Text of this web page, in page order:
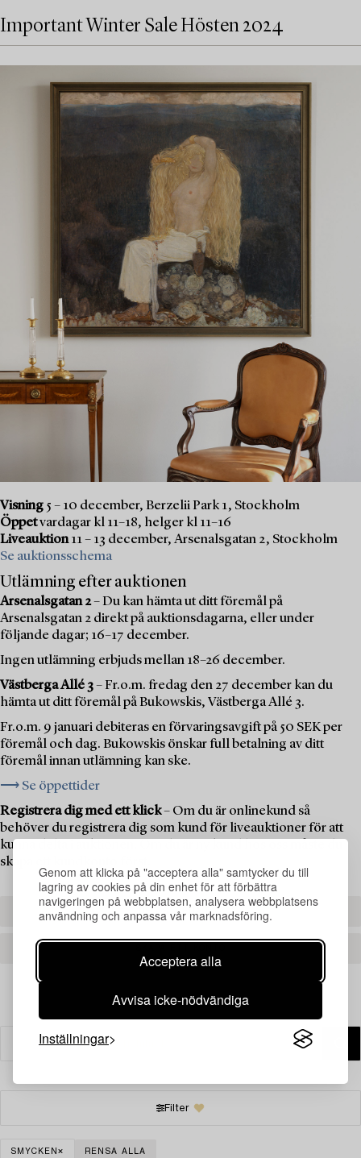
Genom att klicka på "acceptera alla" samtycker du till
lagring av cookies på din enhet för att förbättra
navigeringen på webbplatsen, analysera webbplatsens
användning och anpassa vår marknadsföring.
Acceptera alla
Avvisa icke-nödvändiga
Inställningar
Important Winter Sale Hösten 2024
Visning 5 – 10 december, Berzelii Park 1, Stockholm
Öppetvardagar kl 11–18, helger kl 11–16
Liveauktion11 – 13 december, Arsenalsgatan 2, Stockholm
Se auktionsschema
Utlämning efter auktionen
Arsenalsgatan 2– Du kan hämta ut ditt föremål på
Arsenalsgatan 2 direkt på auktionsdagarna, eller under
följande dagar; 16–17 december.
Ingen utlämning erbjuds mellan 18–26 december.
Västberga Allé 3– Fr.o.m. fredag den 27 december kan du
hämta ut ditt föremål på Bukowskis, Västberga Allé 3.
Fr.o.m. 9 januari debiteras en förvaringsavgift på 50 SEK per
föremål och dag. Bukowskis önskar full betalning av ditt
föremål innan utlämning kan ske.
⟶ Se öppettider
Registrera dig med ett klick– Om du är onlinekund så
behöver du registrera dig som kund för liveauktioner för att
kunna delta i auktionen. Om du är ny kund hos oss måste du
skapa ett kundkonto först.
REGISTRERA DIG
Filter
SMYCKEN RENSA ALLA